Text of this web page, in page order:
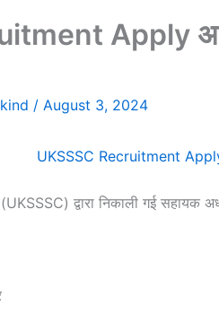
Apply
/ August 3, 2024
UKSSSC Recruitment Apply
द्वारा निकाली गई सहायक